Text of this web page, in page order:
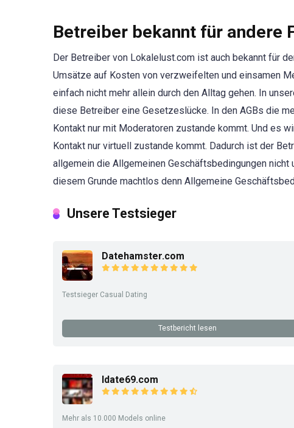
Betreiber bekannt für andere
Der Betreiber von Lokalelust.com ist auch bekannt für
Umsätze auf Kosten von verzweifelten und einsamen
einfach nicht mehr allein durch den Alltag gehen. In
diese Betreiber eine Gesetzeslücke. In den AGBs die
Kontakt nur mit Moderatoren zustande kommt. Und es
Kontakt nur virtuell zustande kommt. Dadurch ist der
allgemein die Allgemeinen Geschäftsbedingungen
diesem Grunde machtlos denn Allgemeine
Unsere Testsieger
Datehamster.com
Testsieger Casual Dating
Testbericht lesen
Idate69.com
Mehr als 10.000 Models online